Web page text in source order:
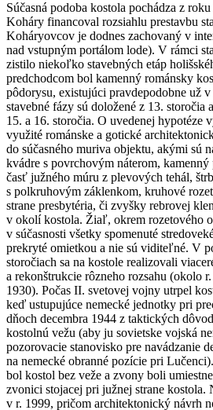
Súčasná podoba kostola pochádza z
Koháry financoval rozsiahlu prestavbu
Koháryovcov je dodnes zachovaný v
nad vstupným portálom lode). V rámci
zistilo niekoľko stavebných etáp
predchodcom bol kamenný románsky
pôdorysu, existujúci pravdepodobne už
stavebné fázy sú doložené z 13. storočia
15. a 16. storočia. O uvedenej hypotéze
využité románske a gotické
do súčasného muriva objektu, akými sú
kvádre s povrchovým náterom,
časť južného múru z plevových tehál,
s polkruhovým záklenkom, kruhové
strane presbytéria, či zvyšky rebrovej
v okolí kostola. Žiaľ, okrem rozetového
v súčasnosti všetky spomenuté
prekryté omietkou a nie sú viditeľné. V
storočiach sa na kostole realizovali
a rekonštrukcie rôzneho rozsahu (okolo
1930). Počas II. svetovej vojny utrpel
keď ustupujúce nemecké jednotky pri
dňoch decembra 1944 z taktických
kostolnú vežu (aby ju sovietske vojská
pozorovacie stanovisko pre navádzanie
na nemecké obranné pozície pri
bol kostol bez veže a zvony boli
zvonici stojacej pri južnej strane kostola.
v r. 1999, pričom architektonický návrh